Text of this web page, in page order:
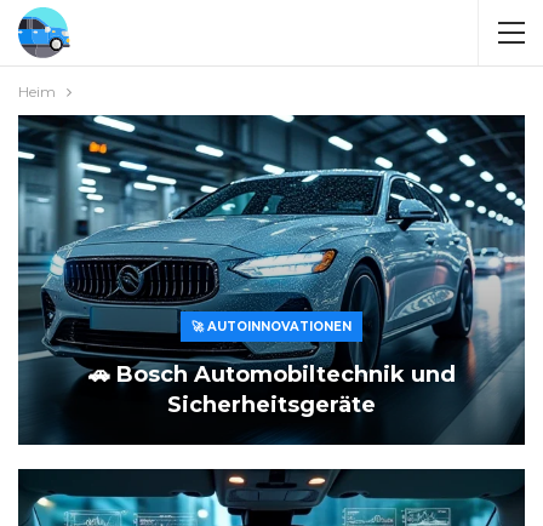
Heim
🚀 AUTOINNOVATIONEN
🚗 Bosch Automobiltechnik und
Sicherheitsgeräte